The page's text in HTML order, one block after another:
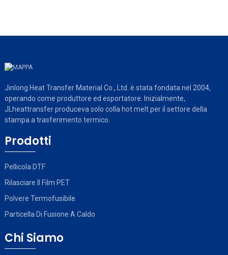
Jinlong Heat Transfer Material Co., Ltd. è stata fondata nel 2004,
operando come produttore ed esportatore. Inizialmente,
JLheattransfer produceva solo colla hot melt per il settore della
stampa a trasferimento termico.
Prodotti
Pellicola DTF
Rilasciare Il Film PET
Polvere Termofusibile
Particella Di Fusione A Caldo
Chi Siamo